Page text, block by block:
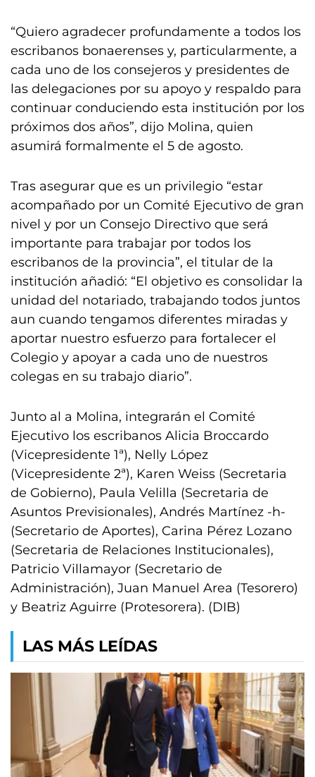
“Quiero agradecer profundamente a todos los
escribanos bonaerenses y, particularmente, a
cada uno de los consejeros y presidentes de
las delegaciones por su apoyo y respaldo para
continuar conduciendo esta institución por los
próximos dos años”, dijo Molina, quien
asumirá formalmente el 5 de agosto.
Tras asegurar que es un privilegio “estar
acompañado por un Comité Ejecutivo de gran
nivel y por un Consejo Directivo que será
importante para trabajar por todos los
escribanos de la provincia”, el titular de la
institución añadió: “El objetivo es consolidar la
unidad del notariado, trabajando todos juntos
aun cuando tengamos diferentes miradas y
aportar nuestro esfuerzo para fortalecer el
Colegio y apoyar a cada uno de nuestros
colegas en su trabajo diario”.
Junto al a Molina, integrarán el Comité
Ejecutivo los escribanos Alicia Broccardo
(Vicepresidente 1ª), Nelly López
(Vicepresidente 2ª), Karen Weiss (Secretaria
de Gobierno), Paula Velilla (Secretaria de
Asuntos Previsionales), Andrés Martínez -h-
(Secretario de Aportes), Carina Pérez Lozano
(Secretaria de Relaciones Institucionales),
Patricio Villamayor (Secretario de
Administración), Juan Manuel Area (Tesorero)
y Beatriz Aguirre (Protesorera). (DIB)
LAS MÁS LEÍDAS